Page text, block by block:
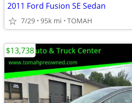
2011 Ford Fusion SE Sedan
7/29 95k mi TOMAH
$13,738